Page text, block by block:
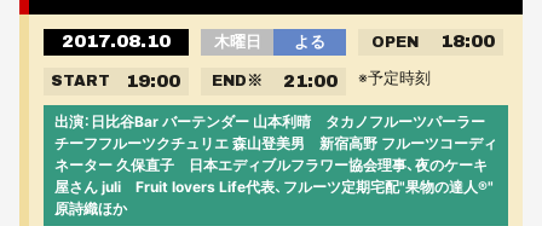
2017.08.10 木曜日 よる OPEN 18:00
START 19:00 END ※ 21:00 ※予定時刻
出演：日比谷Bar バーテンダー 山本利晴 タカノフルーツパーラー
チーフフルーツクチュリエ 森山登美男 新宿高野 フルーツコーディ
ネーター 久保直子 日本エディブルフラワー協会理事、夜のケーキ
屋さん juli Fruit lovers Life代表、フルーツ定期宅配"果物の達人®"
原詩織ほか